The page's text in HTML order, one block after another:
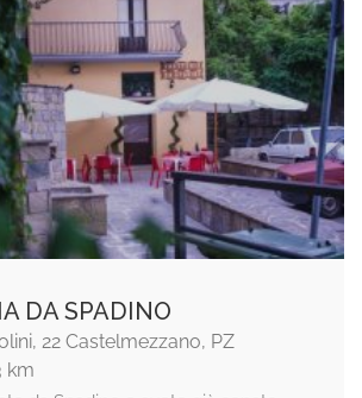
DA SPADINO
22 Castelmezzano, PZ
km